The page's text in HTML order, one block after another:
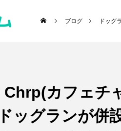
･施設etc)
ブログ ドッグ
Chrp(カフェチ
ッグランが併